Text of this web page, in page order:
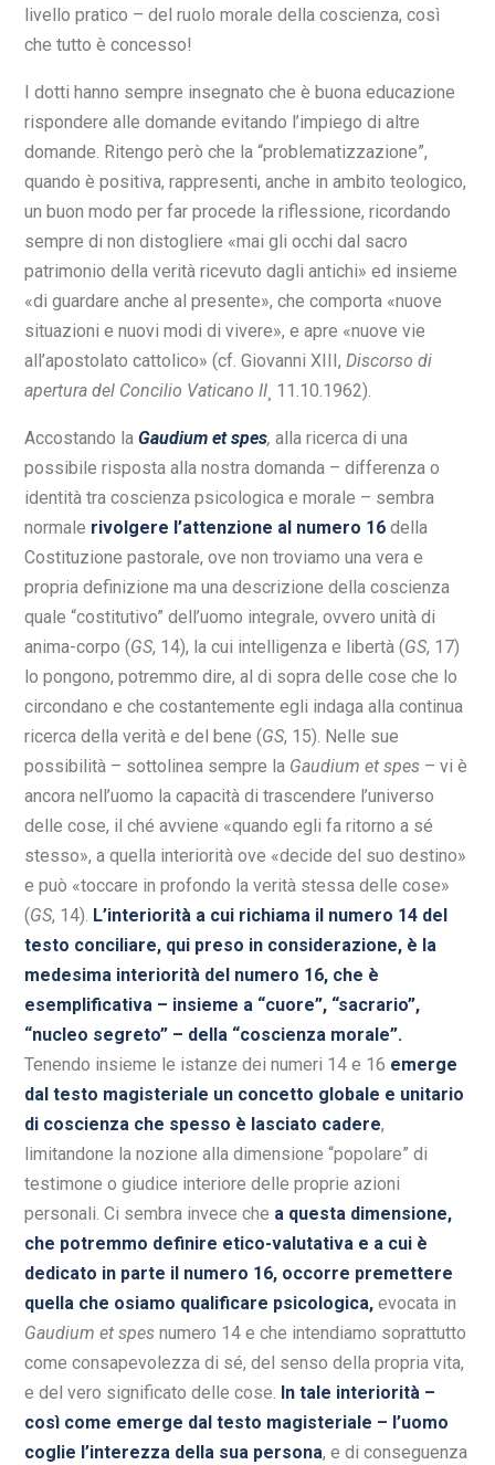
livello pratico – del ruolo morale della coscienza, così
che tutto è concesso!
I dotti hanno sempre insegnato che è buona educazione
rispondere alle domande evitando l’impiego di altre
domande. Ritengo però che la “problematizzazione”,
quando è positiva, rappresenti, anche in ambito teologico,
un buon modo per far procede la riflessione, ricordando
sempre di non distogliere «mai gli occhi dal sacro
patrimonio della verità ricevuto dagli antichi» ed insieme
«di guardare anche al presente», che comporta «nuove
situazioni e nuovi modi di vivere», e apre «nuove vie
all’apostolato cattolico» (cf. Giovanni XIII, Discorso di
apertura del Concilio Vaticano II ¸ 11.10.1962).
Accostando la Gaudium et spes, alla ricerca di una
possibile risposta alla nostra domanda – differenza o
identità tra coscienza psicologica e morale – sembra
normale rivolgere l’attenzione al numero 16 della
Costituzione pastorale, ove non troviamo una vera e
propria definizione ma una descrizione della coscienza
quale “costitutivo” dell’uomo integrale, ovvero unità di
anima-corpo (GS, 14), la cui intelligenza e libertà (GS, 17)
lo pongono, potremmo dire, al di sopra delle cose che lo
circondano e che costantemente egli indaga alla continua
ricerca della verità e del bene (GS, 15). Nelle sue
possibilità – sottolinea sempre la Gaudium et spes – vi è
ancora nell’uomo la capacità di trascendere l’universo
delle cose, il ché avviene «quando egli fa ritorno a sé
stesso», a quella interiorità ove «decide del suo destino»
e può «toccare in profondo la verità stessa delle cose»
(GS, 14). L’interiorità a cui richiama il numero 14 del
testo conciliare, qui preso in considerazione, è la
medesima interiorità del numero 16, che è
esemplificativa – insieme a “cuore”, “sacrario”,
“nucleo segreto” – della “coscienza morale”.
Tenendo insieme le istanze dei numeri 14 e 16 emerge
dal testo magisteriale un concetto globale e unitario
di coscienza che spesso è lasciato cadere,
limitandone la nozione alla dimensione “popolare” di
testimone o giudice interiore delle proprie azioni
personali. Ci sembra invece che a questa dimensione,
che potremmo definire etico-valutativa e a cui è
dedicato in parte il numero 16, occorre premettere
quella che osiamo qualificare psicologica, evocata in
Gaudium et spes numero 14 e che intendiamo soprattutto
come consapevolezza di sé, del senso della propria vita,
e del vero significato delle cose. In tale interiorità –
così come emerge dal testo magisteriale – l’uomo
coglie l’interezza della sua persona, e di conseguenza